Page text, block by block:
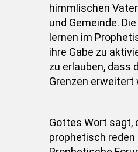
himmlischen
und Gemeinde.
lernen im
ihre Gabe zu
zu erlauben, dass
Grenzen erweitert
Gottes Wort sagt,
prophetisch reden